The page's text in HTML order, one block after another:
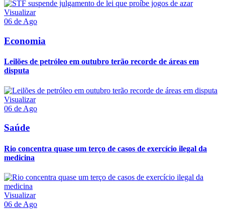
Visualizar
06 de Ago
Economia
Leilões de petróleo em outubro terão recorde de áreas em
disputa
Visualizar
06 de Ago
Saúde
Rio concentra quase um terço de casos de exercício ilegal da
medicina
Visualizar
06 de Ago